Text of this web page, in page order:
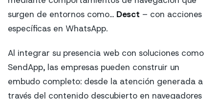
surgen de entornos como... Desct – con acciones
específicas en WhatsApp.
Al integrar su presencia web con soluciones como
SendApp, las empresas pueden construir un
embudo completo: desde la atención generada a
través del contenido descubierto en navegadores